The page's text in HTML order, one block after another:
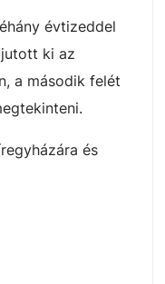
évtizeddel
ki az
a második felét
és